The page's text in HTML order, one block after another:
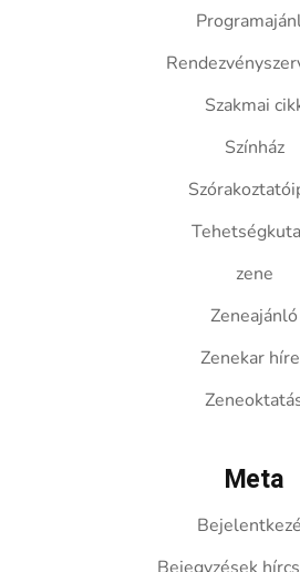
Szakmai
Színház
zene
Zeneajánló
Zenekar
Meta